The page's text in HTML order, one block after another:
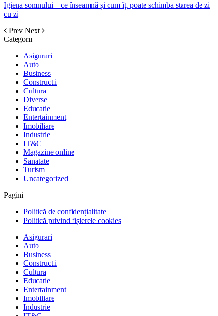
Igiena somnului – ce înseamnă și cum îți poate schimba starea de zi
cu zi
Prev Next
Categorii
Asigurari
Auto
Business
Constructii
Cultura
Diverse
Educatie
Entertainment
Imobiliare
Industrie
IT&C
Magazine online
Sanatate
Turism
Uncategorized
Pagini
Politică de confidențialitate
Politică privind fișierele cookies
Asigurari
Auto
Business
Constructii
Cultura
Educatie
Entertainment
Imobiliare
Industrie